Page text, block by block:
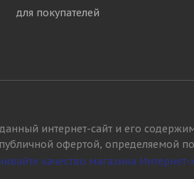
для покупателей
интернет-сайт и его
офертой, определяемой